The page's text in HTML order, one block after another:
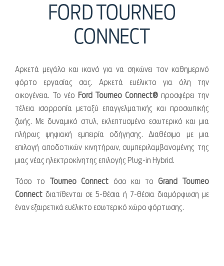
FORD TOURNEO
CONNECT
Αρκετά μεγάλο και ικανό για να σηκώνει τον καθημερινό
φόρτο εργασίας σας. Αρκετά ευέλικτο για όλη την
οικογένεια. Το νέο Ford Tourneo Connect® προσφέρει την
τέλεια ισορροπία μεταξύ επαγγελματικής και προσωπικής
ζωής. Με δυναμικό στυλ, εκλεπτυσμένο εσωτερικό και μια
πλήρως ψηφιακή εμπειρία οδήγησης. Διαθέσιμο με μια
επιλογή αποδοτικών κινητήρων, συμπεριλαμβανομένης της
μιας νέας ηλεκτροκίνητης επιλογής Plug-in Hybrid.
Τόσο το Tourneo Connect όσο και το Grand Tourneo
Connect διατίθενται σε 5-θέσια ή 7-θέσια διαμόρφωση με
έναν εξαιρετικά ευέλικτο εσωτερικό χώρο φόρτωσης.